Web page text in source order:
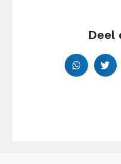
Deel